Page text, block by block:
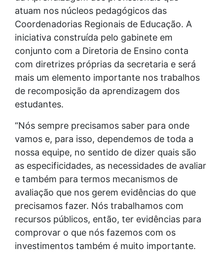
atuam nos núcleos pedagógicos das
Coordenadorias Regionais de Educação. A
iniciativa construída pelo gabinete em
conjunto com a Diretoria de Ensino conta
com diretrizes próprias da secretaria e será
mais um elemento importante nos trabalhos
de recomposição da aprendizagem dos
estudantes.
“Nós sempre precisamos saber para onde
vamos e, para isso, dependemos de toda a
nossa equipe, no sentido de dizer quais são
as especificidades, as necessidades de avaliar
e também para termos mecanismos de
avaliação que nos gerem evidências do que
precisamos fazer. Nós trabalhamos com
recursos públicos, então, ter evidências para
comprovar o que nós fazemos com os
investimentos também é muito importante.